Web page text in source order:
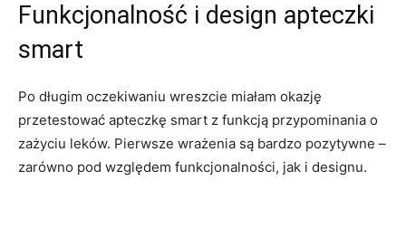
Funkcjonalność i design apteczki‌
smart
Po ​długim oczekiwaniu wreszcie⁤ miałam okazję ​
przetestować apteczkę smart z funkcją ⁤przypominania o
zażyciu ⁤leków. Pierwsze⁣ wrażenia są bardzo pozytywne –
zarówno pod względem⁢ funkcjonalności, jak i designu.